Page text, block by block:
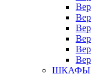
ШКАФЫ